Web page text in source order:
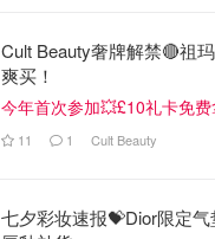
Cult Beauty奢牌解禁🔴祖
爽买！
今年首次参加💥£10礼卡免费
11 1 Cult Beauty
七夕彩妆速报💝Dior限定